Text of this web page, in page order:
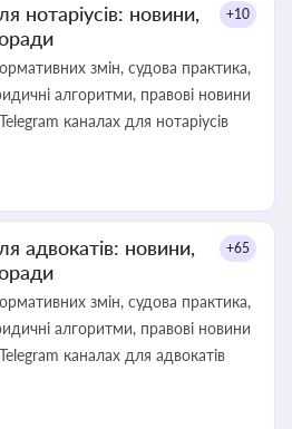
нотаріусів: новини,
+10
змін, судова практика,
алгоритми, правові новини
каналах для нотаріусів
адвокатів: новини,
+65
змін, судова практика,
алгоритми, правові новини
каналах для адвокатів